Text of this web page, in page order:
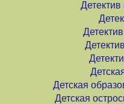
Детская
Детская